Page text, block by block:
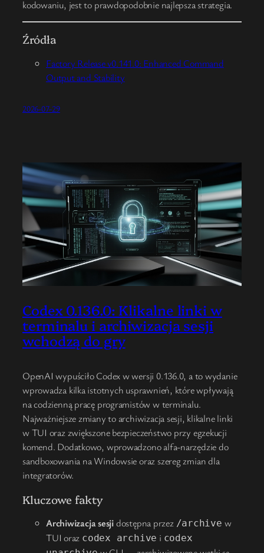
kodowaniu, jest to prawdopodobnie najlepsza strategia.
Źródła
Factory Release v0.141.0: Enhanced Command
Output and Stability
2026-07-29
Codex 0.136.0: Klikalne linki w
terminalu i archiwizacja sesji
wchodzą do gry
OpenAI wypuściło Codex w wersji 0.136.0, a to wydanie
wprowadza kilka istotnych usprawnień, które wpływają
na codzienną pracę programistów w terminalu.
Najważniejsze zmiany to archiwizacja sesji, klikalne linki
w TUI oraz zwiększone bezpieczeństwo przy egzekucji
komend. Dodatkowo, wprowadzono alfa-narzędzie do
sandboxowania na Windowsie oraz szereg zmian dla
integratorów.
Kluczowe fakty
Archiwizacja sesjidostępna przez /archive w
TUI oraz codex archive i codex